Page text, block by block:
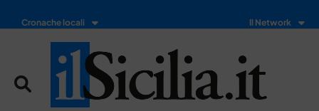
Cronache locali Il Network